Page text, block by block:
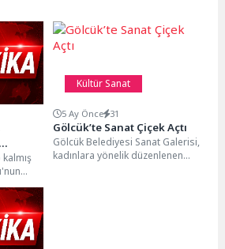
FX
Kültür Sanat
5 Ay Önce 31
Gölcük’te Sanat Çiçek Açtı
Gölcük Belediyesi Sanat Galerisi,
kadınlara yönelik düzenlenen